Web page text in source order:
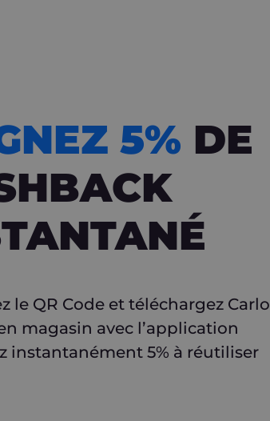
l’application
5% DE
le QR Code et téléchargez Carlo
magasin avec l’application
instantanément 5% à réutiliser